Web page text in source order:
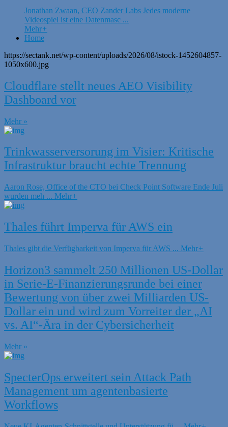
Jonathan Zwaan, CEO Zander Labs Jedes moderne
Videospiel ist eine Datenmasc ...
Mehr+
Home
https://sectank.net/wp-content/uploads/2026/08/istock-1452604857-
1050x600.jpg
Cloudflare stellt neues AEO Visibility
Dashboard vor
Mehr »
Trinkwasserversorung im Visier: Kritische
Infrastruktur braucht echte Trennung
Aaron Rose, Office of the CTO bei Check Point Software Ende Juli
wurden meh ... Mehr+
Thales führt Imperva für AWS ein
Thales gibt die Verfügbarkeit von Imperva für AWS ... Mehr+
Horizon3 sammelt 250 Millionen US-Dollar
in Serie-E-Finanzierungsrunde bei einer
Bewertung von über zwei Milliarden US-
Dollar ein und wird zum Vorreiter der „AI
vs. AI“-Ära in der Cybersicherheit
Mehr »
SpecterOps erweitert sein Attack Path
Management um agentenbasierte
Workflows